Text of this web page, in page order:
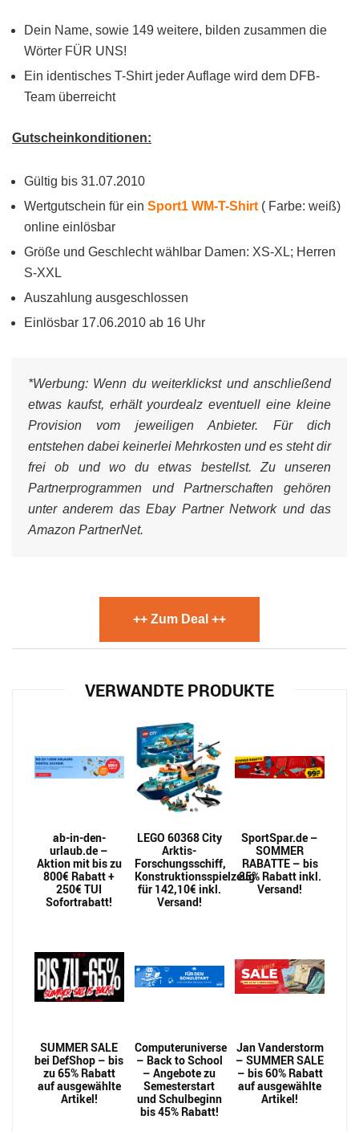
Dein Name, sowie 149 weitere, bilden zusammen die
Wörter FÜR UNS!
Ein identisches T-Shirt jeder Auflage wird dem DFB-
Team überreicht
Gutscheinkonditionen:
Gültig bis 31.07.2010
Wertgutschein für ein Sport1 WM-T-Shirt ( Farbe: weiß)
online einlösbar
Größe und Geschlecht wählbar Damen: XS-XL; Herren
S-XXL
Auszahlung ausgeschlossen
Einlösbar 17.06.2010 ab 16 Uhr
*Werbung: Wenn du weiterklickst und anschließend
etwas kaufst, erhält yourdealz eventuell eine kleine
Provision vom jeweiligen Anbieter. Für dich
entstehen dabei keinerlei Mehrkosten und es steht dir
frei ob und wo du etwas bestellst. Zu unseren
Partnerprogrammen und Partnerschaften gehören
unter anderem das Ebay Partner Network und das
Amazon PartnerNet.
++ Zum Deal ++
VERWANDTE PRODUKTE
ab-in-den-
urlaub.de –
Aktion mit bis zu
800€ Rabatt +
250€ TUI
Sofortrabatt!
LEGO 60368 City
Arktis-
Forschungsschiff,
Konstruktionsspielzeug
für 142,10€ inkl.
Versand!
SportSpar.de –
SOMMER
RABATTE – bis
35% Rabatt inkl.
Versand!
SUMMER SALE
bei DefShop – bis
zu 65% Rabatt
auf ausgewählte
Artikel!
Computeruniverse
– Back to School
– Angebote zu
Semesterstart
und Schulbeginn
bis 45% Rabatt!
Jan Vanderstorm
– SUMMER SALE
– bis 60% Rabatt
auf ausgewählte
Artikel!